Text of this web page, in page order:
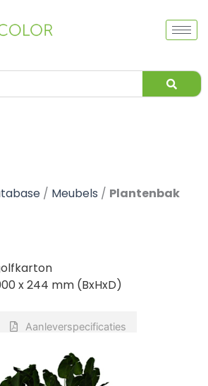
/ Meubels / Plantenbak
olfkarton
x 244 mm (BxHxD)
Aanleverspecificaties